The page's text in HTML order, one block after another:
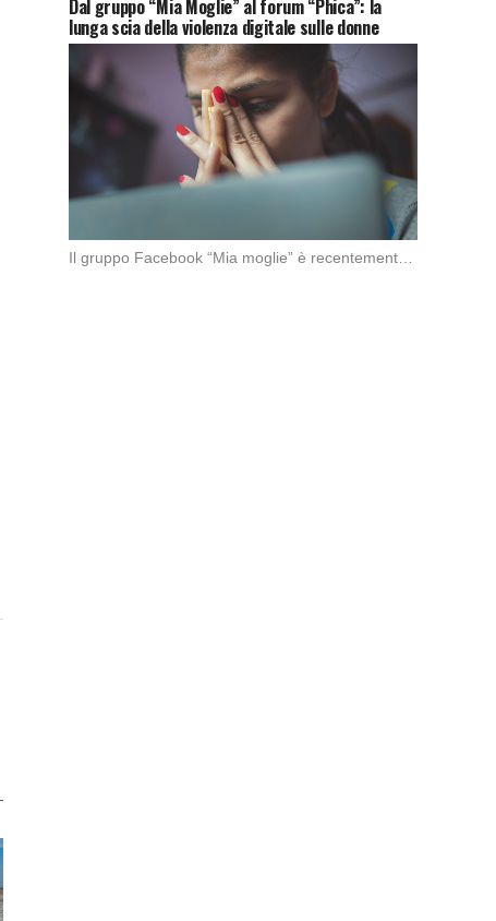
Dal gruppo “Mia Moglie” al forum “Phica”: la
lunga scia della violenza digitale sulle donne
Il gruppo Facebook “Mia moglie” è recentemente stato chiuso da Meta in seguito alle denunce […]